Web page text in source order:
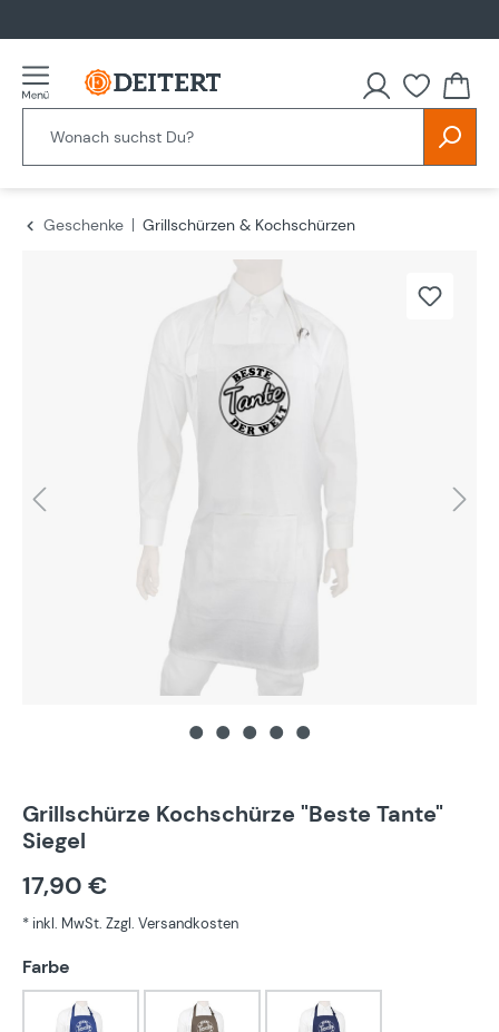
Geschenke
Grillschürzen & Kochschürzen
Grillschürze Kochschürze "Beste Tante"
Siegel
17,90 €
* inkl. MwSt. Zzgl. Versandkosten
Farbe